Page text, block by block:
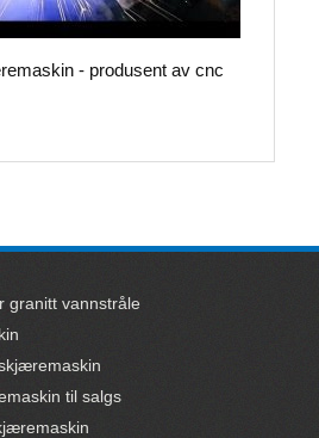
- produsent av cnc
granitt vannstråle
til salgs